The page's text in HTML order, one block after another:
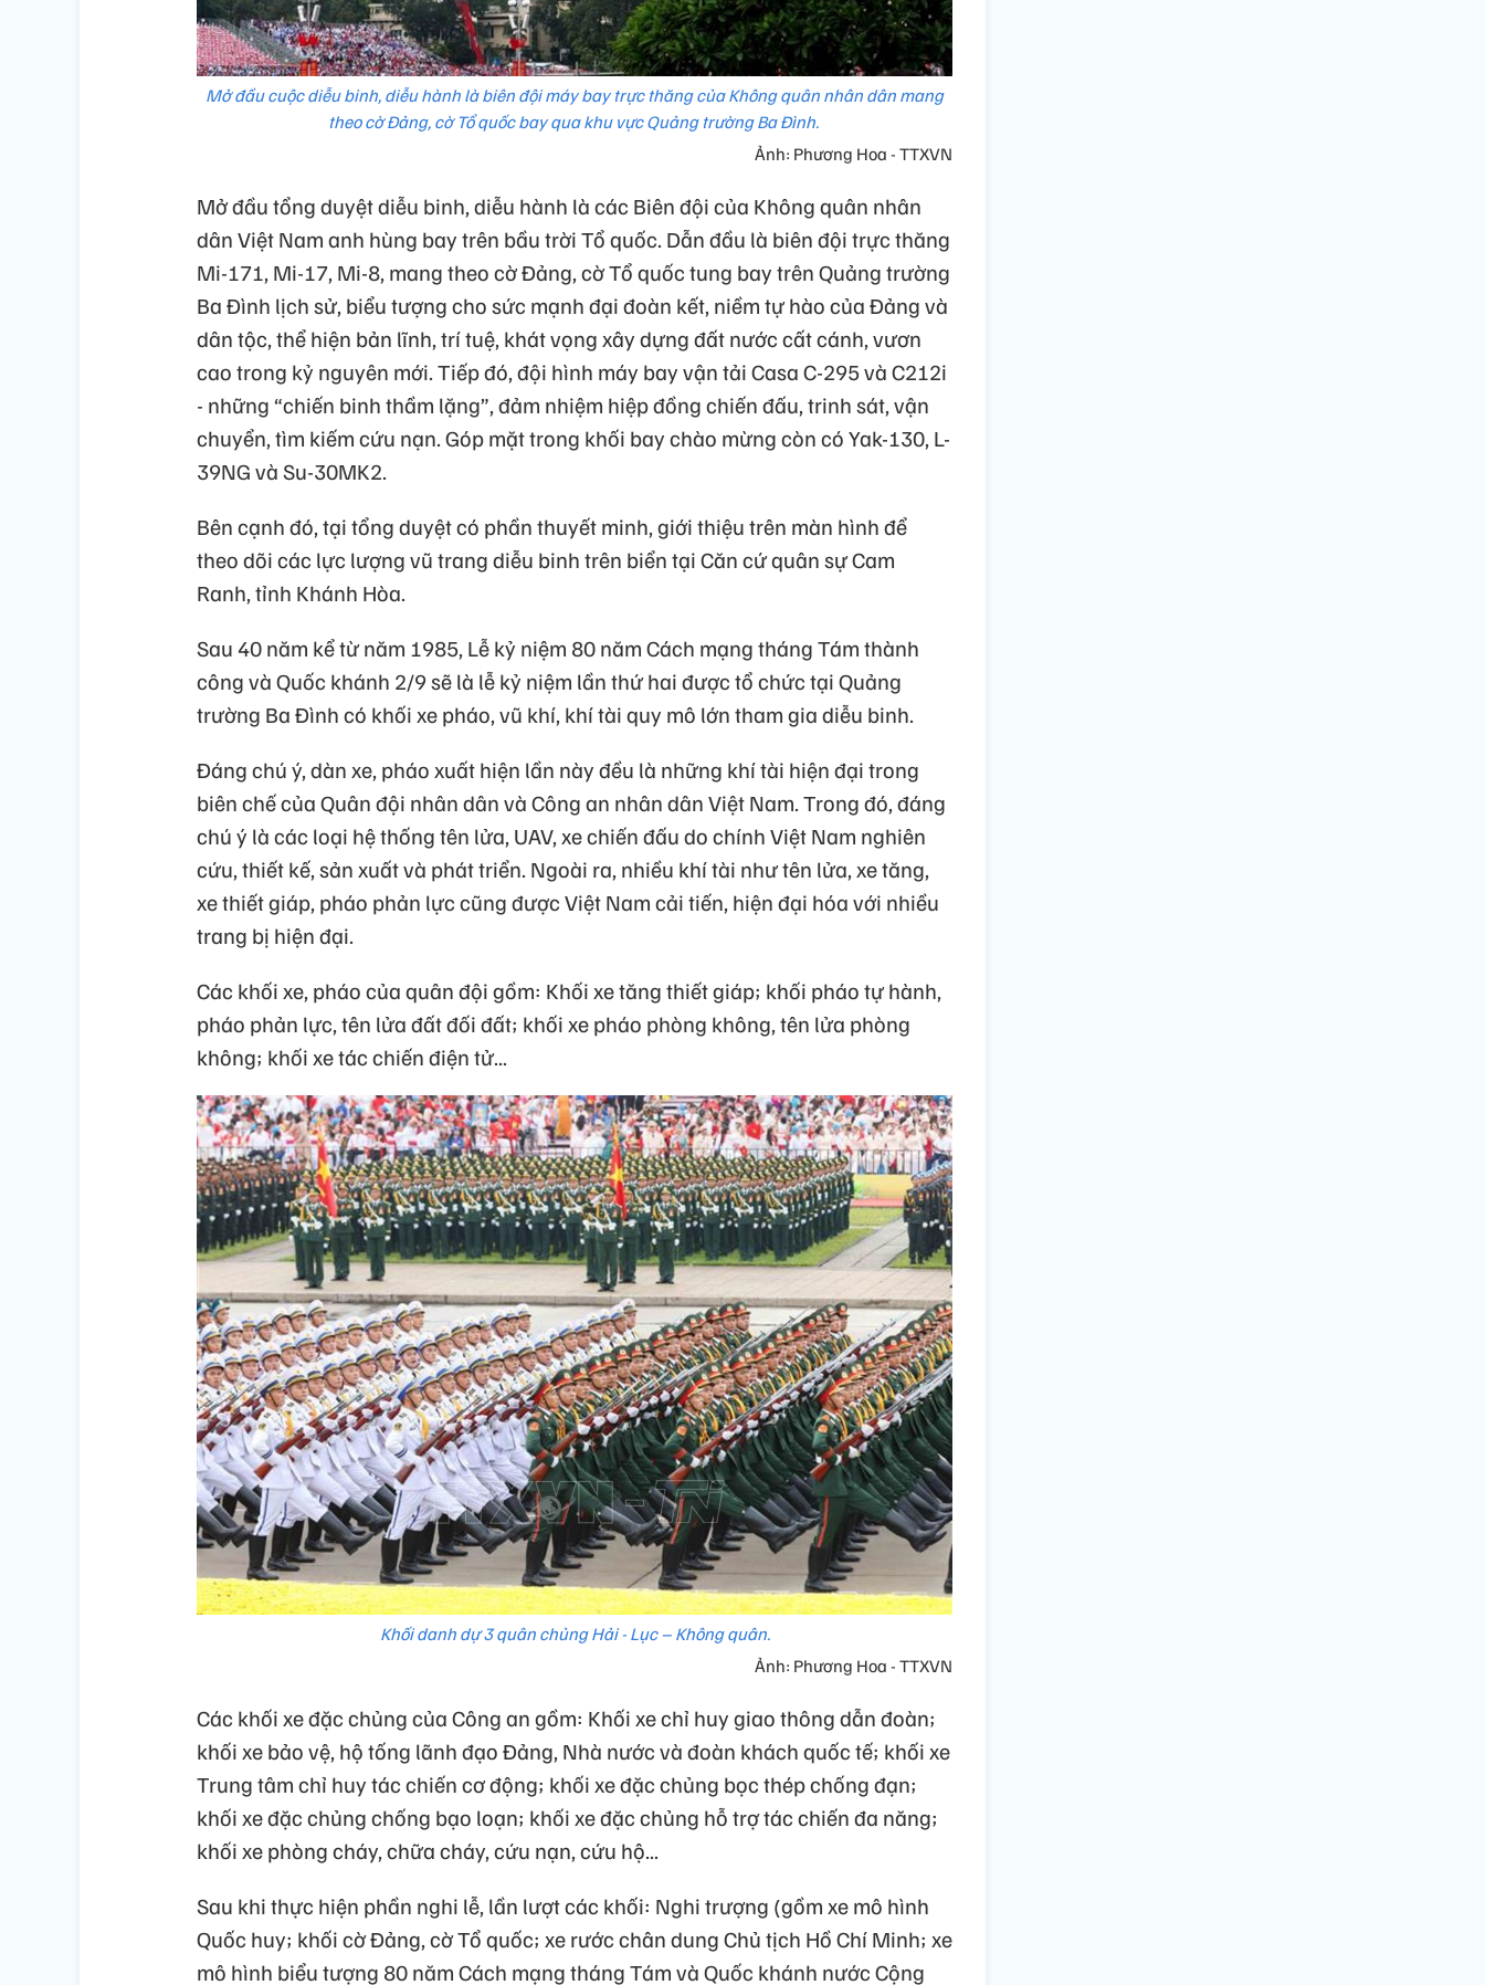
Mở đầu cuộc diễu binh, diễu hành là biên đội máy bay trực thăng của Không quân nhân dân mang
theo cờ Đảng, cờ Tổ quốc bay qua khu vực Quảng trường Ba Đình.
Ảnh: Phương Hoa - TTXVN
Mở đầu tổng duyệt diễu binh, diễu hành là các Biên đội của Không quân nhân
dân Việt Nam anh hùng bay trên bầu trời Tổ quốc. Dẫn đầu là biên đội trực thăng
Mi-171, Mi-17, Mi-8, mang theo cờ Đảng, cờ Tổ quốc tung bay trên Quảng trường
Ba Đình lịch sử, biểu tượng cho sức mạnh đại đoàn kết, niềm tự hào của Đảng và
dân tộc, thể hiện bản lĩnh, trí tuệ, khát vọng xây dựng đất nước cất cánh, vươn
cao trong kỷ nguyên mới. Tiếp đó, đội hình máy bay vận tải Casa C-295 và C212i
- những “chiến binh thầm lặng”, đảm nhiệm hiệp đồng chiến đấu, trinh sát, vận
chuyển, tìm kiếm cứu nạn. Góp mặt trong khối bay chào mừng còn có Yak-130, L-
39NG và Su-30MK2.
Bên cạnh đó, tại tổng duyệt có phần thuyết minh, giới thiệu trên màn hình để
theo dõi các lực lượng vũ trang diễu binh trên biển tại Căn cứ quân sự Cam
Ranh, tỉnh Khánh Hòa.
Sau 40 năm kể từ năm 1985, Lễ kỷ niệm 80 năm Cách mạng tháng Tám thành
công và Quốc khánh 2/9 sẽ là lễ kỷ niệm lần thứ hai được tổ chức tại Quảng
trường Ba Đình có khối xe pháo, vũ khí, khí tài quy mô lớn tham gia diễu binh.
Đáng chú ý, dàn xe, pháo xuất hiện lần này đều là những khí tài hiện đại trong
biên chế của Quân đội nhân dân và Công an nhân dân Việt Nam. Trong đó, đáng
chú ý là các loại hệ thống tên lửa, UAV, xe chiến đấu do chính Việt Nam nghiên
cứu, thiết kế, sản xuất và phát triển. Ngoài ra, nhiều khí tài như tên lửa, xe tăng,
xe thiết giáp, pháo phản lực cũng được Việt Nam cải tiến, hiện đại hóa với nhiều
trang bị hiện đại.
Các khối xe, pháo của quân đội gồm: Khối xe tăng thiết giáp; khối pháo tự hành,
pháo phản lực, tên lửa đất đối đất; khối xe pháo phòng không, tên lửa phòng
không; khối xe tác chiến điện tử...
Khối danh dự 3 quân chủng Hải - Lục – Không quân.
Ảnh: Phương Hoa - TTXVN
Các khối xe đặc chủng của Công an gồm: Khối xe chỉ huy giao thông dẫn đoàn;
khối xe bảo vệ, hộ tống lãnh đạo Đảng, Nhà nước và đoàn khách quốc tế; khối xe
Trung tâm chỉ huy tác chiến cơ động; khối xe đặc chủng bọc thép chống đạn;
khối xe đặc chủng chống bạo loạn; khối xe đặc chủng hỗ trợ tác chiến đa năng;
khối xe phòng cháy, chữa cháy, cứu nạn, cứu hộ...
Sau khi thực hiện phần nghi lễ, lần lượt các khối: Nghi trượng (gồm xe mô hình
Quốc huy; khối cờ Đảng, cờ Tổ quốc; xe rước chân dung Chủ tịch Hồ Chí Minh; xe
mô hình biểu tượng 80 năm Cách mạng tháng Tám và Quốc khánh nước Cộng